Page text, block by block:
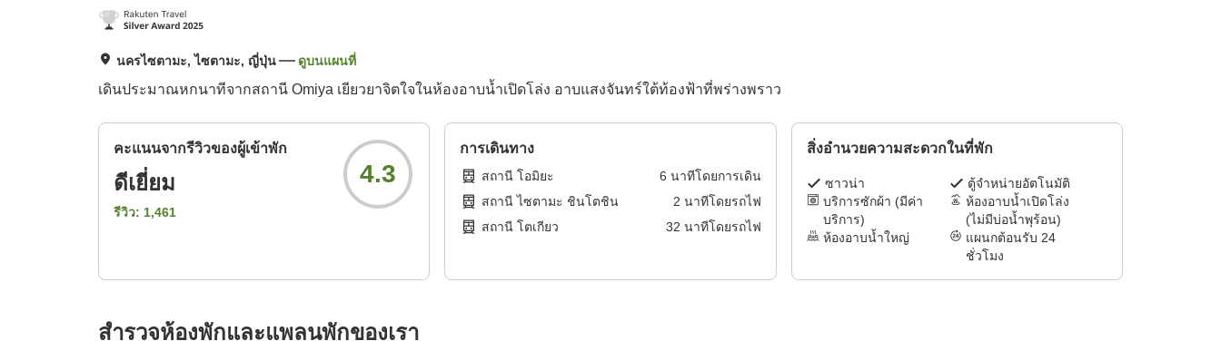
นครไซตามะ, ไซตามะ, ญี่ปุ่น ดูบนแผนที่
เดินประมาณหกนาทีจากสถานี Omiya เยียวยาจิตใจในห้องอาบน้ำเปิดโล่ง อาบแสงจันทร์ใต้ท้องฟ้าที่พร่างพราว
คะแนนจากรีวิวของผู้เข้าพัก
ดีเยี่ยม
รีวิว: 1,461
4.3
การเดินทาง
สถานี โอมิยะ 6 นาทีโดยการเดิน
สถานี ไซตามะ ชินโตชิน
2 นาทีโดยรถไฟ
สถานี โตเกียว
32 นาทีโดยรถไฟ
สิ่งอำนวยความสะดวกในที่พัก
ซาวน่า
ตู้จำหน่ายอัตโนมัติ
บริการซักผ้า (มีค่า
บริการ)
ห้องอาบน้ำเปิดโล่ง
(ไม่มีบ่อน้ำพุร้อน)
ห้องอาบน้ำใหญ่
แผนกต้อนรับ 24
ชั่วโมง
สำรวจห้องพักและแพลนพักของเรา